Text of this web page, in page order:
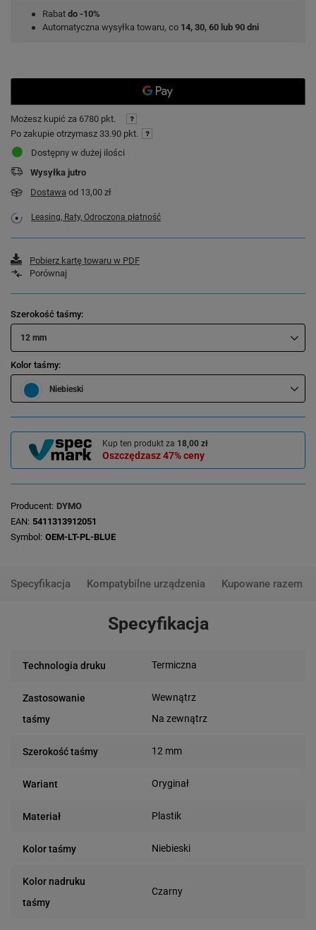
Rabat do -10%
Automatyczna wysyłka towaru, co 14, 30, 60 lub 90 dni
Możesz kupić za 6780 pkt.
Po zakupie otrzymasz 33.90 pkt.
Dostępny w dużej ilości
Wysyłka jutro
Dostawa od 13,00 zł
Leasing, Raty, Odroczona płatność
Pobierz kartę towaru w PDF
Porównaj
Szerokość taśmy
12 mm
Kolor taśmy
Niebieski
Kup ten produkt za 18,00 zł
Oszczędzasz47%ceny
Producent DYMO
EAN 5411313912051
Symbol OEM-LT-PL-BLUE
Specyfikacja Kompatybilne urządzenia Kupowane razem
Specyfikacja
Technologia druku Termiczna
Zastosowanie
taśmy
Wewnątrz
Na zewnątrz
Szerokość taśmy 12 mm
Wariant Oryginał
Materiał Plastik
Kolor taśmy Niebieski
Kolor nadruku
taśmy
Czarny